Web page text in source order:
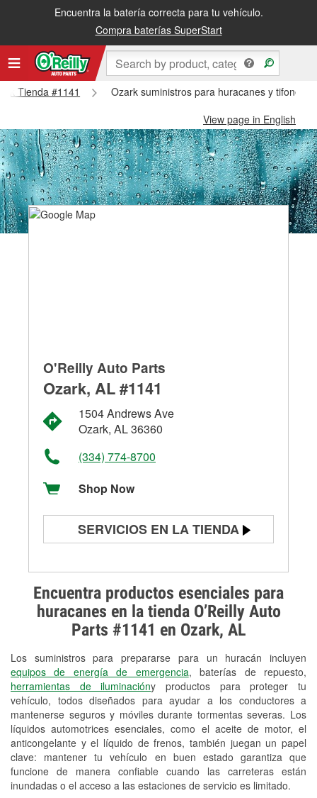
Encuentra la batería correcta para tu vehículo.
Compra baterías SuperStart
Tienda #1141
Ozark suministros para huracanes y tifones -
View page in English
Encuentra productos esenciales para
huracanes en la tienda O’Reilly Auto
Parts #1141 en Ozark, AL
Los suministros para prepararse para un huracán incluyen
equipos de energía de emergencia, baterías de repuesto,
herramientas de iluminacióny productos para proteger tu
vehículo, todos diseñados para ayudar a los conductores a
mantenerse seguros y móviles durante tormentas severas. Los
líquidos automotrices esenciales, como el aceite de motor, el
anticongelante y el líquido de frenos, también juegan un papel
clave: mantener tu vehículo en buen estado garantiza que
funcione de manera confiable cuando las carreteras están
inundadas o el acceso a las estaciones de servicio es limitado.
O'Reilly Auto Parts
Ozark, AL #1141
1504 Andrews Ave
Ozark, AL 36360
(334) 774-8700
Shop Now
SERVICIOS EN LA TIENDA
Prueba de alternadores y
arrancadores
Revisión de la luz "Check Engine"
Reciclaje de baterías y aceite
Instalación de bombillas de faros
Instalación de limpiaparabrisas
Programa de Préstamo de
Herramientas
Mezcla de pinturas